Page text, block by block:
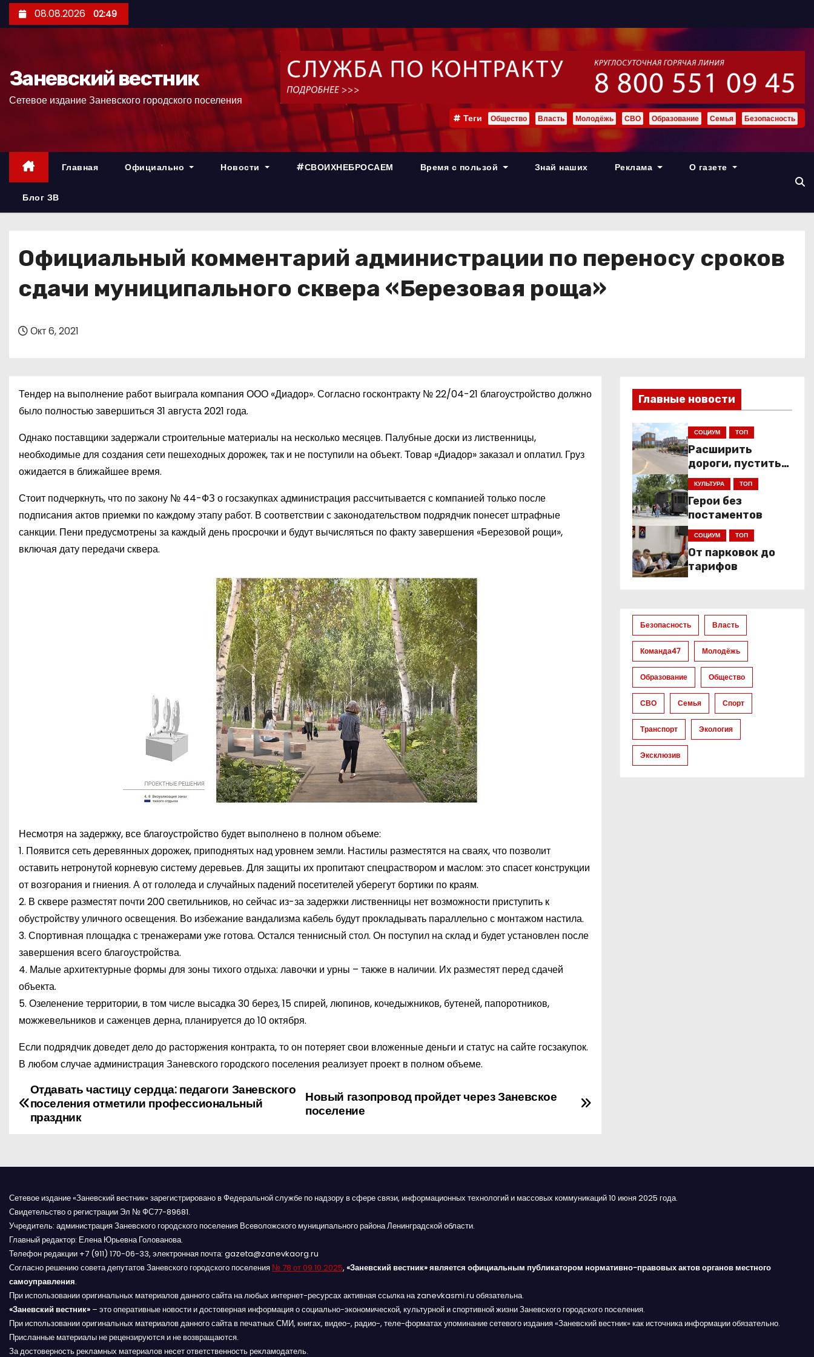
е
р
08.08.2026 02:49
Заневский вестник
Сетевое издание Заневского городского поселения
Теги Общество Власть Молодёжь СВО Образование Семья Безопасность
Главная Официально Новости #СВОИХНЕБРОСАЕМ Время с пользой Знай наших Реклама О газете
Блог ЗВ
Официальный комментарий администрации по переносу сроков
сдачи муниципального сквера «Березовая роща»
Окт 6, 2021
Тендер на выполнение работ выиграла компания ООО «Диадор». Согласно госконтракту № 22/04-21 благоустройство должно
было полностью завершиться 31 августа 2021 года.
Однако поставщики задержали строительные материалы на несколько месяцев. Палубные доски из лиственницы,
необходимые для создания сети пешеходных дорожек, так и не поступили на объект. Товар «Диадор» заказал и оплатил. Груз
ожидается в ближайшее время.
Стоит подчеркнуть, что по закону № 44-ФЗ о госзакупках администрация рассчитывается с компанией только после
подписания актов приемки по каждому этапу работ. В соответствии с законодательством подрядчик понесет штрафные
санкции. Пени предусмотрены за каждый день просрочки и будут вычисляться по факту завершения «Березовой рощи»,
включая дату передачи сквера.
Несмотря на задержку, все благоустройство будет выполнено в полном объеме:
1. Появится сеть деревянных дорожек, приподнятых над уровнем земли. Настилы разместятся на сваях, что позволит
оставить нетронутой корневую систему деревьев. Для защиты их пропитают спецраствором и маслом: это спасет конструкции
от возгорания и гниения. А от гололеда и случайных падений посетителей уберегут бортики по краям.
2. В сквере разместят почти 200 светильников, но сейчас из-за задержки лиственницы нет возможности приступить к
обустройству уличного освещения. Во избежание вандализма кабель будут прокладывать параллельно с монтажом настила.
3. Спортивная площадка с тренажерами уже готова. Остался теннисный стол. Он поступил на склад и будет установлен после
завершения всего благоустройства.
4. Малые архитектурные формы для зоны тихого отдыха: лавочки и урны – также в наличии. Их разместят перед сдачей
объекта.
5. Озеленение территории, в том числе высадка 30 берез, 15 спирей, люпинов, кочедыжников, бутеней, папоротников,
можжевельников и саженцев дерна, планируется до 10 октября.
Если подрядчик доведет дело до расторжения контракта, то он потеряет свои вложенные деньги и статус на сайте госзакупок.
В любом случае администрация Заневского городского поселения реализует проект в полном объеме.
Н
и
г
а
ц
и
я
п
о
Новый газопровод пройдет через Заневское
поселение
Отдавать частицу сердца: педагоги Заневского
поселения отметили профессиональный
праздник
Главные новости
СОЦИУМ ТОП
Расширить
дороги, пустить
низкопольники
КУЛЬТУРА ТОП
Герои без
постаментов
СОЦИУМ ТОП
От парковок до
тарифов
Безопасность Власть
Команда47 Молодёжь
Образование Общество
СВО Семья Спорт
Транспорт Экология
Эксклюзив
Сетевое издание «Заневский вестник» зарегистрировано в Федеральной службе по надзору в сфере связи, информационных технологий и массовых коммуникаций 10 июня 2025 года.
Свидетельство о регистрации Эл № ФС77-89681.
Учредитель: администрация Заневского городского поселения Всеволожского муниципального района Ленинградской области.
Главный редактор: Елена Юрьевна Голованова.
Телефон редакции +7 (911) 170-06-33, электронная почта: gazeta@zanevkaorg.ru
Согласно решению совета депутатов Заневского городского поселения № 78 от 09.10.2025, «Заневский вестник» является официальным публикатором нормативно-правовых актов органов местного
самоуправления.
При использовании оригинальных материалов данного сайта на любых интернет-ресурсах активная ссылка на zanevkasmi.ru обязательна.
«Заневский вестник» – это оперативные новости и достоверная информация о социально-экономической, культурной и спортивной жизни Заневского городского поселения.
При использовании оригинальных материалов данного сайта в печатных СМИ, книгах, видео-, радио-, теле-форматах упоминание сетевого издания «Заневский вестник» как источника информации обязательно.
Присланные материалы не рецензируются и не возвращаются.
За достоверность рекламных материалов несет ответственность рекламодатель.